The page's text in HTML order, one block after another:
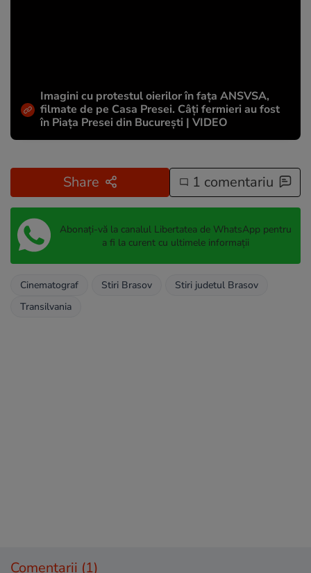
Imagini cu protestul oierilor în fața ANSVSA,
filmate de pe Casa Presei. Câți fermieri au fost
în Piața Presei din București | VIDEO
Share 1 comentariu
Abonați-vă la canalul Libertatea de WhatsApp pentru
a fi la curent cu ultimele informații
Cinematograf Stiri Brasov
Stiri judetul Brasov
Transilvania
Comentarii (1)